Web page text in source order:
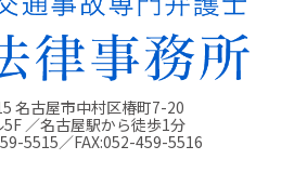
名古屋市中村区椿町7-20
／名古屋駅から徒歩1分
5515／FAX:052-459-5516